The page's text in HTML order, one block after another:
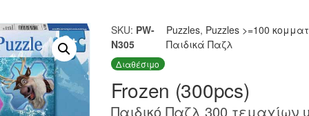
SKU: PW-
N305
Puzzles, Puzzles >=100
Παιδικά Παζλ
Διαθέσιμο
Frozen (300pcs)
Παιδικό Παζλ 300 τεμαχίων